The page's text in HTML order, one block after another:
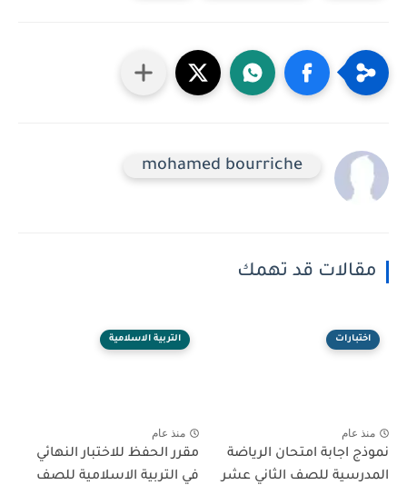
mohamed bourriche
مقالات قد تهمك
اختبارات
منذ عام
نموذج اجابة امتحان الرياضة
المدرسية للصف الثاني عشر
التربية الاسلامية
منذ عام
مقرر الحفظ للاختبار النهائي
في التربية الاسلامية للصف